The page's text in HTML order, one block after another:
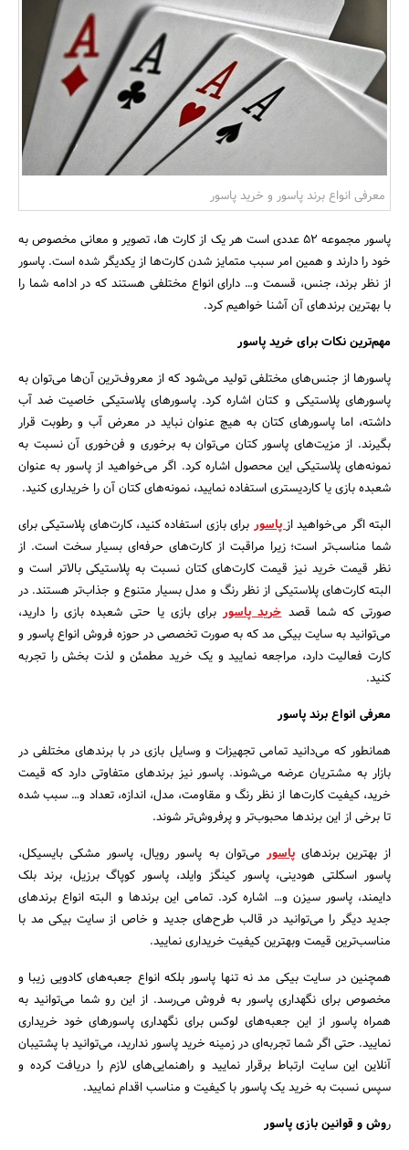
بانک، بیمه و سرمایه
مسکن و ساختمان
جستجو
معرفی انواع برند پاسور و خرید پاسور
پاسور مجموعه ۵۲ عددی است هر یک از کارت ها، تصویر و معانی مخصوص به
خود را دارند و همین امر سبب متمایز شدن کارت‌ها از یکدیگر شده است. پاسور
از نظر برند، جنس، قسمت و… دارای انواع مختلفی هستند که در ادامه شما را
با بهترین برندهای آن آشنا خواهیم کرد.
مهم‌ترین نکات برای خرید پاسور
پاسورها از جنس‌های مختلفی تولید می‌شود که از معروف‌ترین آن‌ها می‌توان به
پاسورهای پلاستیکی و کتان اشاره کرد. پاسورهای پلاستیکی خاصیت ضد آب
داشته، اما پاسورهای کتان به هیچ عنوان نباید در معرض آب و رطوبت قرار
بگیرند. از مزیت‌های پاسور کتان می‌توان به برخوری و فن‌خوری آن نسبت به
نمونه‌های پلاستیکی این محصول اشاره کرد. اگر می‌خواهید از پاسور به عنوان
شعبده بازی یا کاردیستری استفاده نمایید، نمونه‌های کتان آن را خریداری کنید.
البته اگر می‌خواهید ازپاسور برای بازی استفاده کنید، کارت‌های پلاستیکی برای
شما مناسب‌تر است؛ زیرا مراقبت از کارت‌های حرفه‌ای بسیار سخت است. از
نظر قیمت خرید نیز قیمت کارت‌های کتان نسبت به پلاستیکی بالاتر است و
البته کارت‌های پلاستیکی از نظر رنگ و مدل بسیار متنوع و جذاب‌تر هستند. در
صورتی که شما قصدخرید پاسوربرای بازی یا حتی شعبده بازی را دارید،
می‌توانید به سایت بیکی مد که به صورت تخصصی در حوزه فروش انواع پاسور و
کارت فعالیت دارد، مراجعه نمایید و یک خرید مطمئن و لذت بخش را تجربه
کنید.
معرفی انواع برند پاسور
همانطور که می‌دانید تمامی تجهیزات و وسایل بازی در با برندهای مختلفی در
بازار به مشتریان عرضه می‌شوند. پاسور نیز برندهای متفاوتی دارد که قیمت
خرید، کیفیت کارت‌ها از نظر رنگ و مقاومت، مدل، اندازه، تعداد و… سبب شده
تا برخی از این برندها محبوب‌تر و پرفروش‌تر شوند.
از بهترین برندهایپاسور می‌توان به پاسور رویال، پاسور مشکی بایسیکل،
پاسور اسکلتی هودینی، پاسور کینگز وایلد، پاسور کوپاگ برزیل، برند بلک
دایمند، پاسور سیزن و… اشاره کرد. تمامی این برندها و البته انواع برندهای
جدید دیگر را می‌توانید در قالب طرح‌های جدید و خاص از سایت بیکی مد با
مناسب‌ترین قیمت وبهترین کیفیت خریداری نمایید.
همچنین در سایت بیکی مد نه تنها پاسور بلکه انواع جعبه‌های کادویی زیبا و
مخصوص برای نگهداری پاسور به فروش می‌رسد. از این رو شما می‌توانید به
همراه پاسور از این جعبه‌های لوکس برای نگهداری پاسورهای خود خریداری
نمایید. حتی اگر شما تجربه‌ای در زمینه خرید پاسور ندارید، می‌توانید با پشتیبان
آنلاین این سایت ارتباط برقرار نمایید و راهنمایی‌های لازم را دریافت کرده و
سپس نسبت به خرید یک پاسور با کیفیت و مناسب اقدام نمایید.
روش و قوانین بازی پاسور